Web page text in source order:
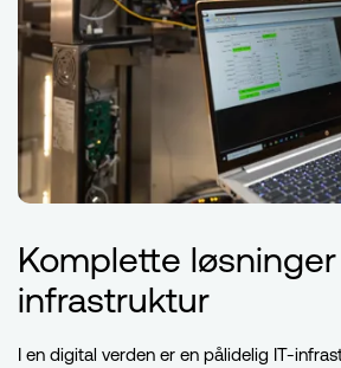
Komplette
infrastruktur
I en digital verden er en pålidelig IT-